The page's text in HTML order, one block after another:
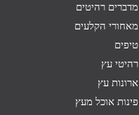
מדברים רהיטים
מאחורי הקלעים
טיפים
רהיטי עץ
ארונות עץ
פינות אוכל מעץ